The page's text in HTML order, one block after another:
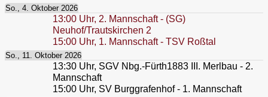
So., 4. Oktober 2026
13:00 Uhr, 2. Mannschaft - (SG)
Neuhof/Trautskirchen 2
15:00 Uhr, 1. Mannschaft - TSV Roßtal
So., 11. Oktober 2026
13:30 Uhr, SGV Nbg.-Fürth1883 III. Merlbau - 2.
Mannschaft
15:00 Uhr, SV Burggrafenhof - 1. Mannschaft